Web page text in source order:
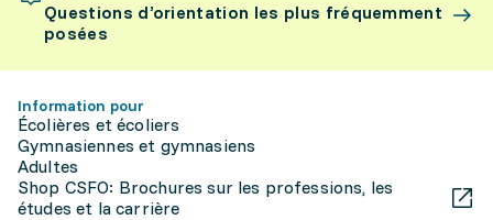
Questions d’orientation les plus fréquemment
posées
Information pour
Écolières et écoliers
Gymnasiennes et gymnasiens
Adultes
Shop CSFO: Brochures sur les professions, les
études et la carrière